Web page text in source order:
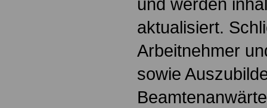
und werden
aktualisiert.
Arbeitnehmer
sowie